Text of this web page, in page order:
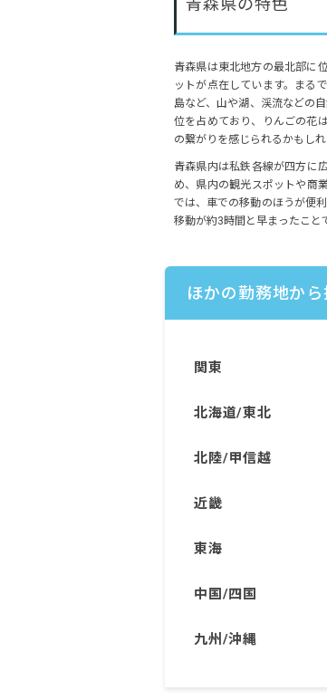
青森県の特色
青森県は東北地方の最北部に
ットが点在しています。まる
島など、山や湖、渓流などの
位を占めており、りんごの花
の繋がりを感じられるかもしれ
青森県内は私鉄各線が四方に
め、県内の観光スポットや商
では、車での移動のほうが便
移動が約3時間と早まったこと
ほかの勤務地から
関東
北海道/東北
北陸/甲信越
近畿
東海
中国/四国
九州/沖縄